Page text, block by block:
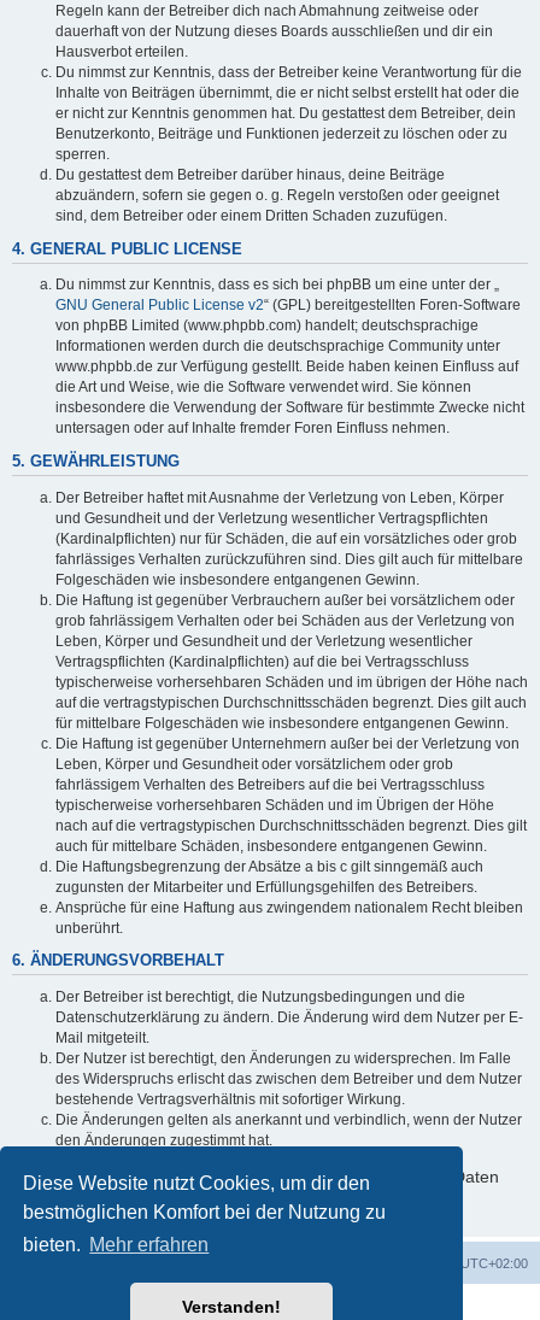
Diese Website nutzt Cookies, um dir den
bestmöglichen Komfort bei der Nutzung zu
bieten. Mehr erfahren
Verstanden!
Regeln kann der Betreiber dich nach Abmahnung zeitweise oder
dauerhaft von der Nutzung dieses Boards ausschließen und dir ein
Hausverbot erteilen.
Du nimmst zur Kenntnis, dass der Betreiber keine Verantwortung für die
Inhalte von Beiträgen übernimmt, die er nicht selbst erstellt hat oder die
er nicht zur Kenntnis genommen hat. Du gestattest dem Betreiber, dein
Benutzerkonto, Beiträge und Funktionen jederzeit zu löschen oder zu
sperren.
Du gestattest dem Betreiber darüber hinaus, deine Beiträge
abzuändern, sofern sie gegen o. g. Regeln verstoßen oder geeignet
sind, dem Betreiber oder einem Dritten Schaden zuzufügen.
4. GENERAL PUBLIC LICENSE
Du nimmst zur Kenntnis, dass es sich bei phpBB um eine unter der „
GNU General Public License v2“ (GPL) bereitgestellten Foren-Software
von phpBB Limited (www.phpbb.com) handelt; deutschsprachige
Informationen werden durch die deutschsprachige Community unter
www.phpbb.de zur Verfügung gestellt. Beide haben keinen Einfluss auf
die Art und Weise, wie die Software verwendet wird. Sie können
insbesondere die Verwendung der Software für bestimmte Zwecke nicht
untersagen oder auf Inhalte fremder Foren Einfluss nehmen.
5. GEWÄHRLEISTUNG
Der Betreiber haftet mit Ausnahme der Verletzung von Leben, Körper
und Gesundheit und der Verletzung wesentlicher Vertragspflichten
(Kardinalpflichten) nur für Schäden, die auf ein vorsätzliches oder grob
fahrlässiges Verhalten zurückzuführen sind. Dies gilt auch für mittelbare
Folgeschäden wie insbesondere entgangenen Gewinn.
Die Haftung ist gegenüber Verbrauchern außer bei vorsätzlichem oder
grob fahrlässigem Verhalten oder bei Schäden aus der Verletzung von
Leben, Körper und Gesundheit und der Verletzung wesentlicher
Vertragspflichten (Kardinalpflichten) auf die bei Vertragsschluss
typischerweise vorhersehbaren Schäden und im übrigen der Höhe nach
auf die vertragstypischen Durchschnittsschäden begrenzt. Dies gilt auch
für mittelbare Folgeschäden wie insbesondere entgangenen Gewinn.
Die Haftung ist gegenüber Unternehmern außer bei der Verletzung von
Leben, Körper und Gesundheit oder vorsätzlichem oder grob
fahrlässigem Verhalten des Betreibers auf die bei Vertragsschluss
typischerweise vorhersehbaren Schäden und im Übrigen der Höhe
nach auf die vertragstypischen Durchschnittsschäden begrenzt. Dies gilt
auch für mittelbare Schäden, insbesondere entgangenen Gewinn.
Die Haftungsbegrenzung der Absätze a bis c gilt sinngemäß auch
zugunsten der Mitarbeiter und Erfüllungsgehilfen des Betreibers.
Ansprüche für eine Haftung aus zwingendem nationalem Recht bleiben
unberührt.
6. ÄNDERUNGSVORBEHALT
Der Betreiber ist berechtigt, die Nutzungsbedingungen und die
Datenschutzerklärung zu ändern. Die Änderung wird dem Nutzer per E-
Mail mitgeteilt.
Der Nutzer ist berechtigt, den Änderungen zu widersprechen. Im Falle
des Widerspruchs erlischt das zwischen dem Betreiber und dem Nutzer
bestehende Vertragsverhältnis mit sofortiger Wirkung.
Die Änderungen gelten als anerkannt und verbindlich, wenn der Nutzer
den Änderungen zugestimmt hat.
Informationen über den Umgang mit deinen persönlichen Daten
sind in der Datenschutzerklärung enthalten.
UTC+02:00
Powered byphpBB® Forum Software © phpBB Limited